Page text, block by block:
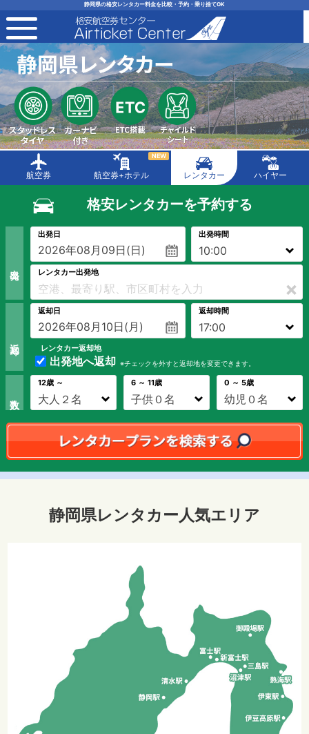
静岡県の格安レンタカー料金を比較・予約・乗り捨てOK
toggle navigation
航空券 航空券+ホテル
NEW
レンタカー ハイヤー
格安レンタカーを予約する
出発日 出発時間
レンタカー出発地
×
返却日 返却時間
レンタカー返却地
出発地へ返却 ※チェックを外すと返却地を変更できます。
12歳 ～ 6 ～ 11歳 0 ～ 5歳
静岡県レンタカー人気エリア